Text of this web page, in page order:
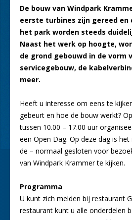
De bouw van Windpark
eerste turbines zijn gereed en
het park worden steeds
Naast het werk op hoogte,
de grond gebouwd in de vorm
servicegebouw, de
meer.
Heeft u interesse om eens te
gebeurt en hoe de bouw werkt?
tussen 10.00 – 17.00 uur
een Open Dag. Op deze dag is
de – normaal gesloten voor
van Windpark Krammer te kijken.
Programma
U kunt zich melden bij restaurant
restaurant kunt u alle onderdelen